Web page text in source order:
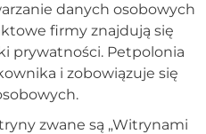
danych osobowych
firmy znajdują się
prywatności. Petpolonia
i zobowiązuje się
zwane są „Witrynami